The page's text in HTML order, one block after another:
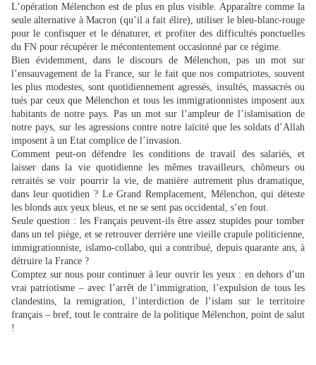
L’opération Mélenchon est de plus en plus visible. Apparaître comme la
seule alternative à Macron (qu’il a fait élire), utiliser le bleu-blanc-rouge
pour le confisquer et le dénaturer, et profiter des difficultés ponctuelles
du FN pour récupérer le mécontentement occasionné par ce régime.
Bien évidemment, dans le discours de Mélenchon, pas un mot sur
l’ensauvagement de la France, sur le fait que nos compatriotes, souvent
les plus modestes, sont quotidiennement agressés, insultés, massacrés ou
tués par ceux que Mélenchon et tous les immigrationnistes imposent aux
habitants de notre pays. Pas un mot sur l’ampleur de l’islamisation de
notre pays, sur les agressions contre notre laïcité que les soldats d’Allah
imposent à un Etat complice de l’invasion.
Comment peut-on défendre les conditions de travail des salariés, et
laisser dans la vie quotidienne les mêmes travailleurs, chômeurs ou
retraités se voir pourrir la vie, de manière autrement plus dramatique,
dans leur quotidien ? Le Grand Remplacement, Mélenchon, qui déteste
les blonds aux yeux bleus, et ne se sent pas occidental, s’en fout.
Seule question : les Français peuvent-ils être assez stupides pour tomber
dans un tel piège, et se retrouver derrière une vieille crapule politicienne,
immigrationniste, islamo-collabo, qui a contribué, depuis quarante ans, à
détruire la France ?
Comptez sur nous pour continuer à leur ouvrir les yeux : en dehors d’un
vrai patriotisme – avec l’arrêt de l’immigration, l’expulsion de tous les
clandestins, la remigration, l’interdiction de l’islam sur le territoire
français – bref, tout le contraire de la politique Mélenchon, point de salut
!